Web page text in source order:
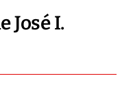
José I.